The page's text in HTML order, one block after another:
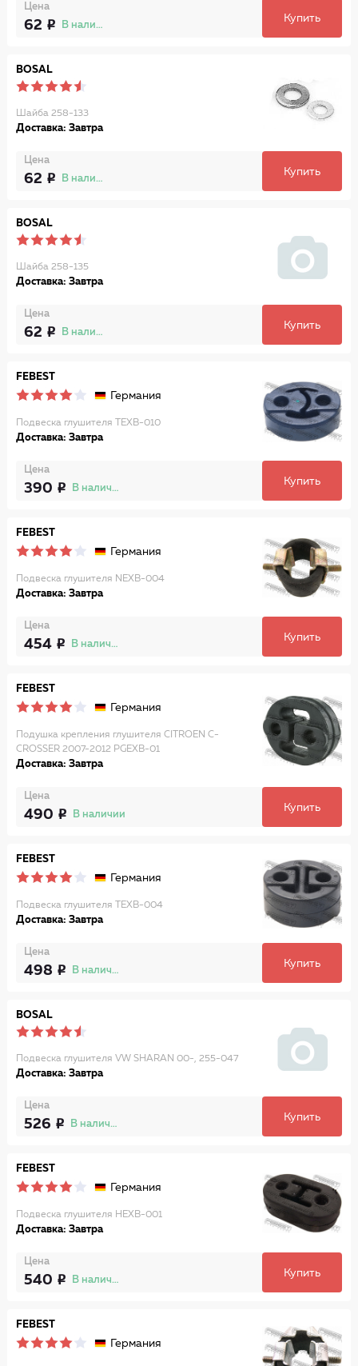
Цена
62 В наличии
Купить
BOSAL
Шайба 258-133
Доставка: Завтра
Цена
62 В наличии
Купить
BOSAL
Шайба 258-135
Доставка: Завтра
Цена
62 В наличии
Купить
FEBEST
Германия
Подвеска глушителя TEXB-010
Доставка: Завтра
Цена
390 В наличии
Купить
FEBEST
Германия
Подвеска глушителя NEXB-004
Доставка: Завтра
Цена
454 В наличии
Купить
FEBEST
Германия
Подушка крепления глушителя CITROEN C-
CROSSER 2007-2012 PGEXB-01
Доставка: Завтра
Цена
490 В наличии
Купить
FEBEST
Германия
Подвеска глушителя TEXB-004
Доставка: Завтра
Цена
498 В наличии
Купить
BOSAL
Подвеска глушителя VW SHARAN 00-, 255-047
Доставка: Завтра
Цена
526 В наличии
Купить
FEBEST
Германия
Подвеска глушителя HEXB-001
Доставка: Завтра
Цена
540 В наличии
Купить
FEBEST
Германия